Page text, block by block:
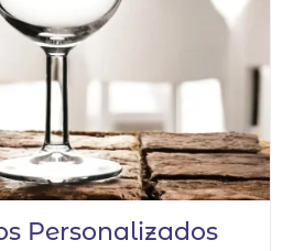
Personalizados